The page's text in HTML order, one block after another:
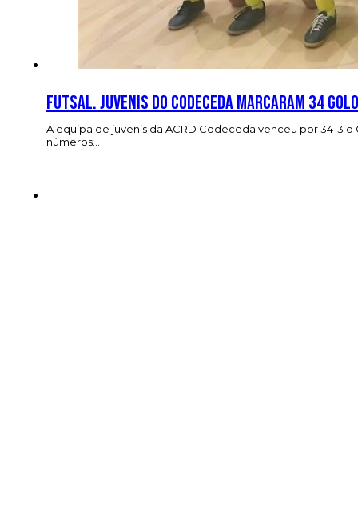
Futsal. Juvenis do Codeceda marcaram 34
A equipa de juvenis da ACRD Codeceda venceu por 34-3
números…